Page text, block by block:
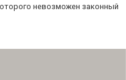
невозможен законный